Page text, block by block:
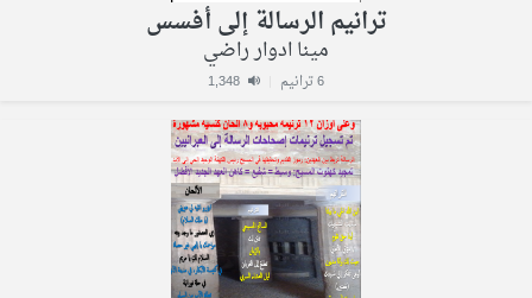
ترانيم الرسالة إلى أفسس
مينا ادوار راضي
6 ترانيم